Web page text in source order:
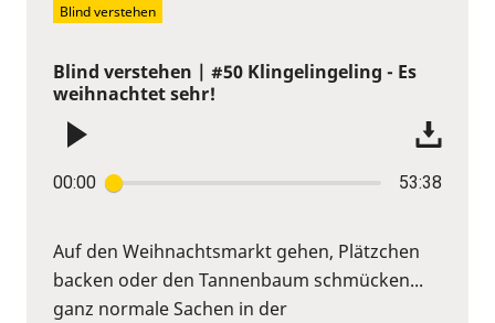
Blind verstehen | #50 Klingelingeling - Es
weihnachtet sehr!
00:00 53:38
Auf den Weihnachtsmarkt gehen, Plätzchen
backen oder den Tannenbaum schmücken...
ganz normale Sachen in der
Blind verstehen